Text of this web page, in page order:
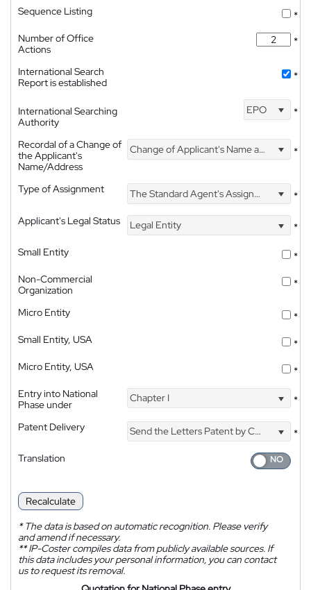
Sequence Listing
*
Number of Office
Actions
*
International Search
Report is established
*
International Searching
Authority
EPO *
Recordal of a Change of
the Applicant's
Name/Address
Change of Applicant's Name and Address *
Type of Assignment The Standard Agent's Assignment
*
Applicant's Legal Status
Legal Entity
*
Small Entity
*
Non-Commercial
Organization
*
Micro Entity
*
Small Entity, USA
*
Micro Entity, USA
*
Entry into National
Phase under
Chapter I *
Patent Delivery Send the Letters Patent by Courier
*
Translation
Recalculate
*The data is based on automatic recognition. Please verify
and amend if necessary.
**IP-Coster compiles data from publicly available sources. If
this data includes your personal information, you can contact
us to request its removal.